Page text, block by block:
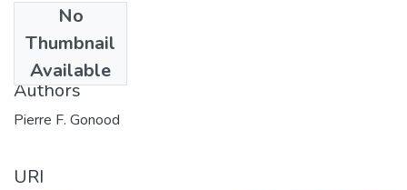
No
Thumbnail
Available
1972
Authors
Pierre F. Gonood
URI